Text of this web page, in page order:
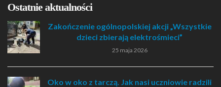
Ostatnie aktualności
Zakończenie ogólnopolskiej akcji „Wszystkie
dzieci zbierają elektrośmieci”
25 maja 2026
Oko w oko z tarczą. Jak nasi uczniowie radzili